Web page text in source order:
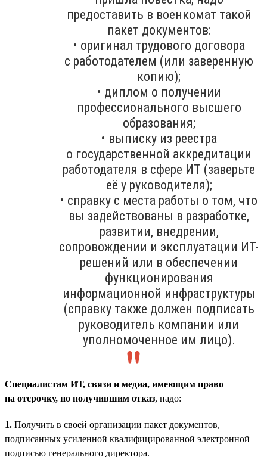
предоставить в военкомат такой
пакет документов:
• оригинал трудового договора
с работодателем (или заверенную
копию);
• диплом о получении
профессионального высшего
образования;
• выписку из реестра
о государственной аккредитации
работодателя в сфере ИТ (заверьте
её у руководителя);
• справку с места работы о том, что
вы задействованы в разработке,
развитии, внедрении,
сопровождении и эксплуатации ИТ-
решений или в обеспечении
функционирования
информационной инфраструктуры
(справку также должен подписать
руководитель компании или
уполномоченное им лицо).
Специалистам ИТ, связи и медиа, имеющим право
на отсрочку, но получившим отказ, надо:
1. Получить в своей организации пакет документов,
подписанных усиленной квалифицированной электронной
подписью генерального директора.